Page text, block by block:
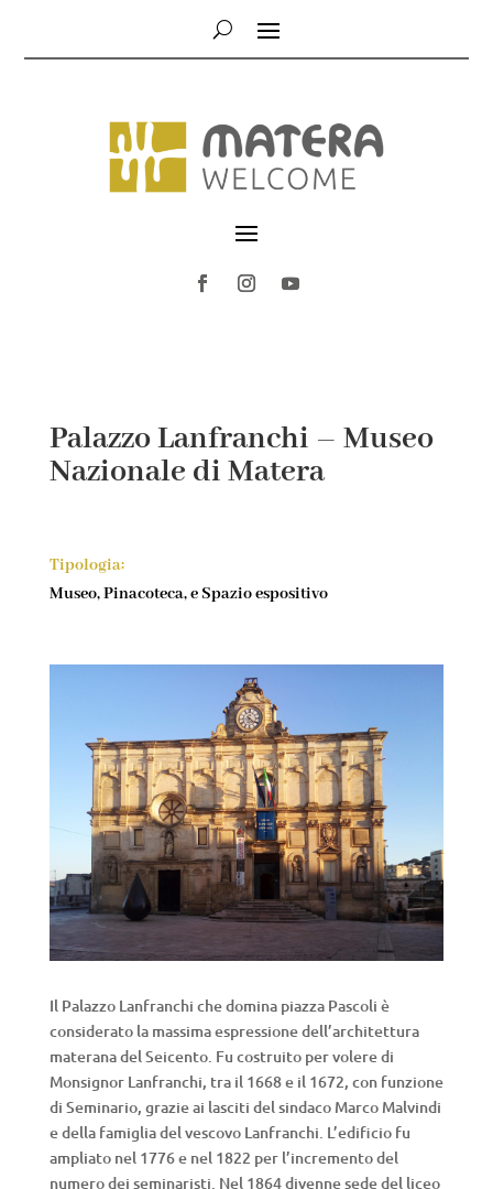
Palazzo Lanfranchi – Museo
Nazionale di Matera
Tipologia:
Museo, Pinacoteca, e Spazio espositivo
Il Palazzo Lanfranchi che domina piazza Pascoli è
considerato la massima espressione dell’architettura
materana del Seicento. Fu costruito per volere di
Monsignor Lanfranchi, tra il 1668 e il 1672, con funzione
di Seminario, grazie ai lasciti del sindaco Marco Malvindi
e della famiglia del vescovo Lanfranchi. L’edificio fu
ampliato nel 1776 e nel 1822 per l’incremento del
numero dei seminaristi. Nel 1864 divenne sede del liceo